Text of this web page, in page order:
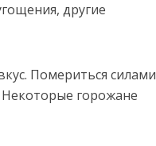
другие
Помериться силами
горожане